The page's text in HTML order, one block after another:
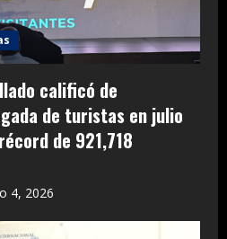
calificó de
de turistas en julio
de 921,718
4, 2026